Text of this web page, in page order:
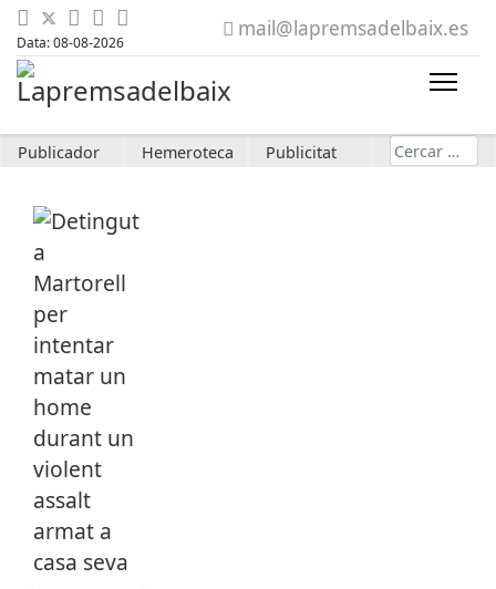
Data: 08-08-2026
mail@lapremsadelbaix.es
Publicador Hemeroteca Publicitat Cerca